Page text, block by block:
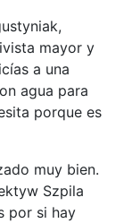
mayor y
a una
agua para
porque es
muy bien.
Szpila
por si hay